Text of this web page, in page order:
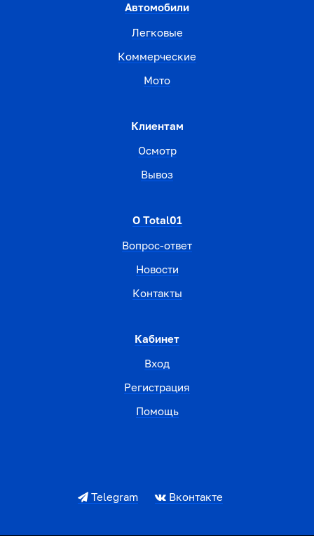
Автомобили
Легковые
Коммерческие
Мото
Клиентам
Осмотр
Вывоз
О Total01
Вопрос-ответ
Новости
Контакты
Кабинет
Вход
Регистрация
Помощь
Telegram Вконтакте